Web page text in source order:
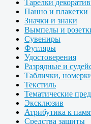
Тарелки
Панно и плакетки
Значки и знаки
Вымпелы и
Сувениры
Футляры
Удостоверения
Разрядные и
Таблички,
Текстиль
Тематические
Эксклюзив
Атрибутика к
Средства защиты